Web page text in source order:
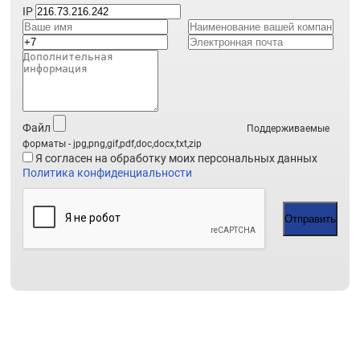
IP
Файл
Поддерживаемые
форматы - jpg,png,gif,pdf,doc,docx,txt,zip
Я согласен на обработку моих персональных данных
Политика конфиденциальности
Отправить